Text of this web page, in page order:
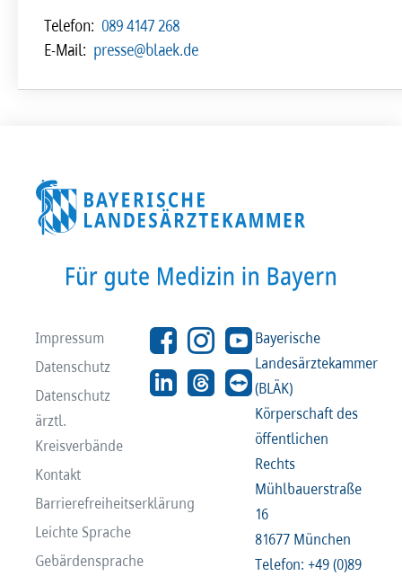
Telefon: 089 4147 268
E-Mail: presse@blaek.de
Impressum
Datenschutz
Datenschutz
ärztl.
Kreisverbände
Kontakt
Barrierefreiheitserklärung
Leichte Sprache
Gebärdensprache
Bayerische
Landesärztekammer
(BLÄK)
Körperschaft des
öffentlichen
Rechts
Mühlbauerstraße
16
81677 München
Telefon: +49 (0)89